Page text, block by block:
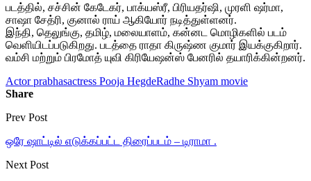
படத்தில், சச்சின் கேடேகர், பாக்யஸ்ரீ, பிரியதர்ஷி, முரளி ஷர்மா,
சாஷா சேத்ரி, குனால் ராய் ஆகியோர் நடித்துள்ளனர்.
இந்தி, தெலுங்கு, தமிழ், மலையாளம், கன்னட மொழிகளில் படம்
வெளியிடப்படுகிறது. படத்தை ராதா கிருஷ்ண குமார் இயக்குகிறார்.
வம்சி மற்றும் பிரமோத் யுவி கிரியேஷன்ஸ் பேனரில் தயாரிக்கின்றனர்.
Actor prabhasactress Pooja HegdeRadhe Shyam movie
Share
Prev Post
ஒரே ஷாட்டில் எடுக்கப்பட்ட திரைப்படம் – டிராமா .
Next Post